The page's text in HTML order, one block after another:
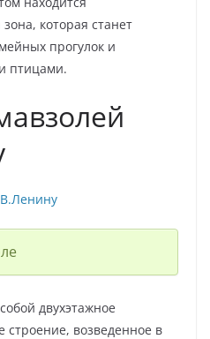
которая станет
прогулок и
птицами.
двухэтажное
строение, возведенное в